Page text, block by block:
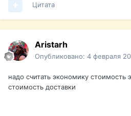
Цитата
Aristarh
Опубликовано: 4 февраля
надо считать экономику стоимость
стоимость доставки